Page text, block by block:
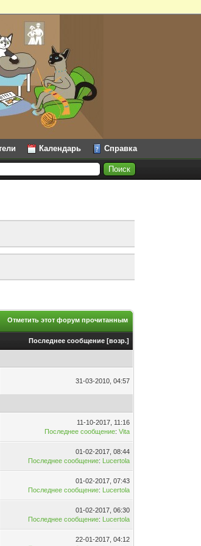
Календарь Справка
Отметить этот форум прочитанным
Последнее сообщение [возр.]
31-03-2010, 04:57
11-10-2017, 11:16
Последнее сообщение:Vita
01-02-2017, 08:44
Последнее сообщение: Lucertola
01-02-2017, 07:43
Последнее сообщение: Lucertola
01-02-2017, 06:30
Последнее сообщение: Lucertola
22-01-2017, 04:12